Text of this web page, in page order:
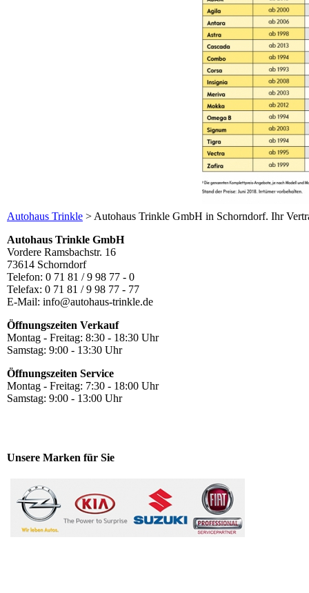
Autohaus Trinkle > Autohaus Trinkle GmbH in Schorndorf. Ihr
Autohaus Trinkle GmbH
Vordere Ramsbachstr. 16
73614 Schorndorf
Telefon: 0 71 81 / 9 98 77 - 0
Telefax: 0 71 81 / 9 98 77 - 77
E-Mail: info@autohaus-trinkle.de
Öffnungszeiten Verkauf
Montag - Freitag: 8:30 - 18:30 Uhr
Samstag: 9:00 - 13:30 Uhr
Öffnungszeiten Service
Montag - Freitag: 7:30 - 18:00 Uhr
Samstag: 9:00 - 13:00 Uhr
Unsere Marken für Sie